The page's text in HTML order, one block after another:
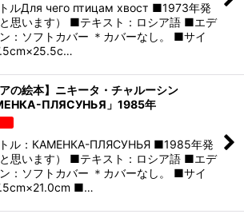
ルДля чего птицам хвост ■1973年発
思います） ■テキスト：ロシア語 ■エデ
：ソフトカバー ＊カバーなし。 ■サイ
アの絵本】ニキータ・チャルーシン
ПЛЯСУНЬЯ」1985年
ル：КАМЕНКА-ПЛЯСУНЬЯ ■1985年発
思います） ■テキスト：ロシア語 ■エデ
：ソフトカバー ＊カバーなし。 ■サイ
■…